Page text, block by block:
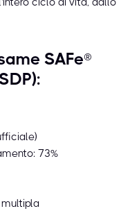
SAFe®
73%